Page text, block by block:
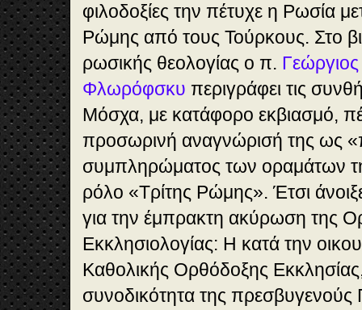
φιλοδοξίες την πέτυχε η Ρωσία
Ρώμης από τους Τούρκους. Στο
ρωσικής θεολογίας ο π. Γεώργιος
Φλωρόφσκυ περιγράφει τις
Μόσχα, με κατάφορο εκβιασμό,
προσωρινή αναγνώρισή της ως
συμπληρώματος των οραμάτων
ρόλο «Τρίτης Ρώμης». Έτσι
για την έμπρακτη ακύρωση της
Εκκλησιολογίας: Η κατά την
Καθολικής Ορθόδοξης
συνοδικότητα της πρεσβυγενούς